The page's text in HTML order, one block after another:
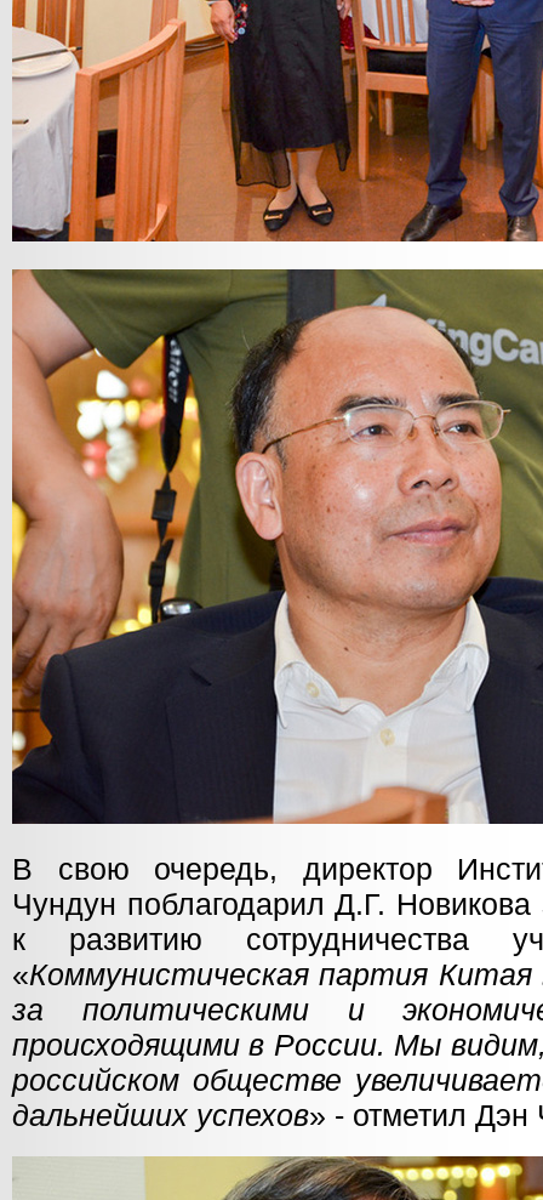
В свою очередь, директор
Чундун поблагодарил Д.Г.
к развитию сотрудничества
«Коммунистическая партия
за политическими и
происходящими в России. Мы
российском обществе
дальнейших успехов» - отметил Дэн